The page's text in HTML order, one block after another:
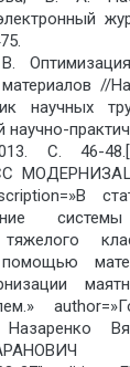
//
научных
С. 46-
тяжелого
Назаренко